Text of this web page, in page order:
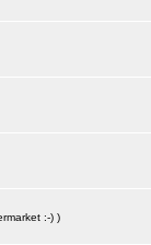
:-) )